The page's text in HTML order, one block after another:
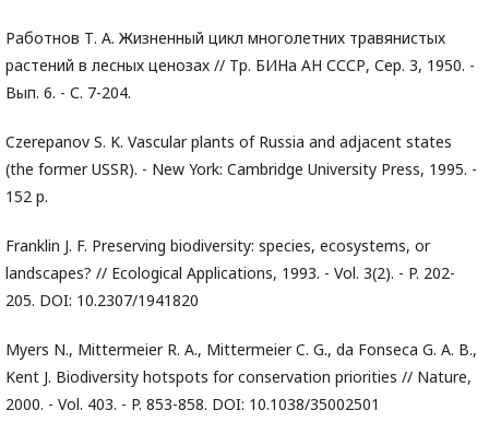
Работнов Т. А. Жизненный цикл многолетних травянистых
растений в лесных ценозах // Тр. БИНа АН СССР, Сер. 3, 1950. -
Вып. 6. - С. 7-204.
Czerepanov S. K. Vascular plants of Russia and adjacent states
(the former USSR). - New York: Cambridge University Press, 1995. -
152 p.
Franklin J. F. Preserving biodiversity: species, ecosystems, or
landscapes? // Ecological Applications, 1993. - Vol. 3(2). - P. 202-
205. DOI: 10.2307/1941820
Myers N., Mittermeier R. A., Mittermeier C. G., da Fonseca G. A. B.,
Kent J. Biodiversity hotspots for conservation priorities // Nature,
2000. - Vol. 403. - P. 853-858. DOI: 10.1038/35002501